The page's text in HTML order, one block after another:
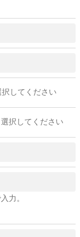
択してください
選択してください
力。